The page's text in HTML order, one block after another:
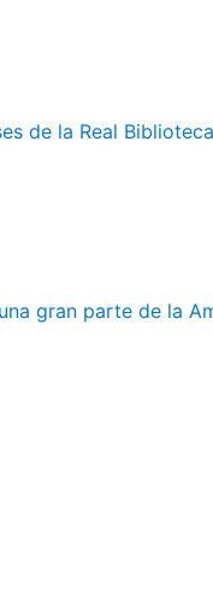
de la Real
gran parte de la